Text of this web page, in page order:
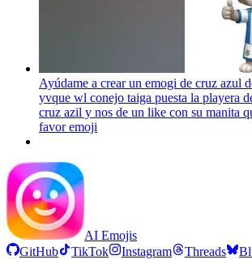
Ayúdame a crear un emogi de cruz azul
yvque wl conejo taiga puesta la playera
cruz azil y nos de un like con su manita
favoremoji
AI Emojis
GitHub
TikTok Instagram Threads